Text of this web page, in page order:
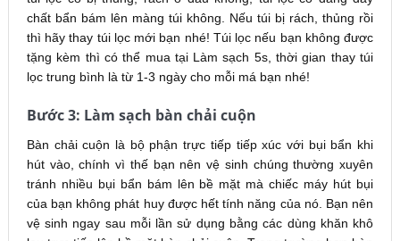
chất bẩn bám lên màng túi không. Nếu túi bị rách, thủng rồi
thì hãy thay túi lọc mới bạn nhé! Túi lọc nếu bạn không được
tặng kèm thì có thể mua tại Làm sạch 5s, thời gian thay túi
lọc trung bình là từ 1-3 ngày cho mỗi má bạn nhé!
Bước 3: Làm sạch bàn chải cuộn
Bàn chải cuộn là bộ phận trực tiếp tiếp xúc với bụi bẩn khi
hút vào, chính vì thế bạn nên vệ sinh chúng thường xuyên
tránh nhiều bụi bẩn bám lên bề mặt mà chiếc máy hút bụi
của bạn không phát huy được hết tính năng của nó. Bạn nên
vệ sinh ngay sau mỗi lần sử dụng bằng các dùng khăn khô